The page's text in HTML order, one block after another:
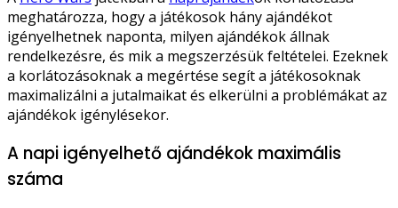
meghatározza, hogy a játékosok hány ajándékot
igényelhetnek naponta, milyen ajándékok állnak
rendelkezésre, és mik a megszerzésük feltételei. Ezeknek
a korlátozásoknak a megértése segít a játékosoknak
maximalizálni a jutalmaikat és elkerülni a problémákat az
ajándékok igénylésekor.
A napi igényelhető ajándékok maximális
száma